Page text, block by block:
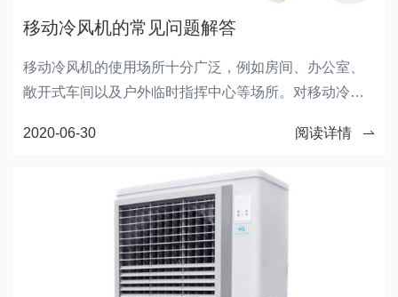
移动冷风机的常见问题解答
移动冷风机的使用场所十分广泛，例如房间、办公室、
敞开式车间以及户外临时指挥中心等场所。对移动冷风
冷来给大家答疑解惑。
2020-06-30 阅读详情